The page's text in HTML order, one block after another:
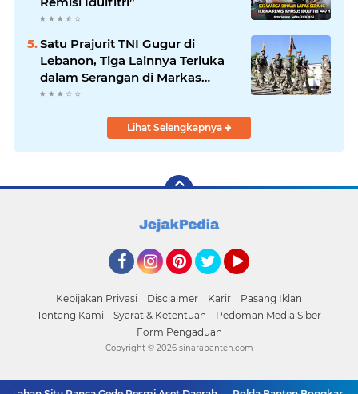
Satu Prajurit TNI Gugur di
Lebanon, Tiga Lainnya Terluka
dalam Serangan di Markas
UNIFIL
Lihat Selengkapnya
Kebijakan Privasi Disclaimer Karir
Pasang Iklan
Tentang Kami
Syarat & Ketentuan
Pedoman Media Siber
Form Pengaduan
Copyright © 2026 sinarabanten.com